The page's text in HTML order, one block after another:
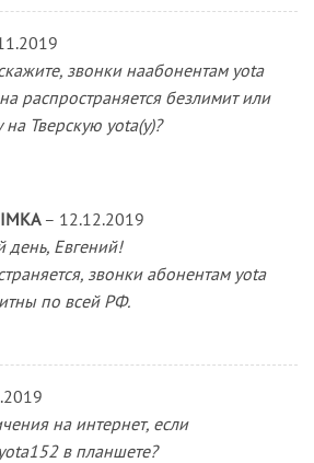
звонки наабонентам yota
распространяется безлимит или
Тверскую yota(у)?
– 12.12.2019
Евгений!
звонки абонентам yota
по всей РФ.
на интернет, если
в планшете?